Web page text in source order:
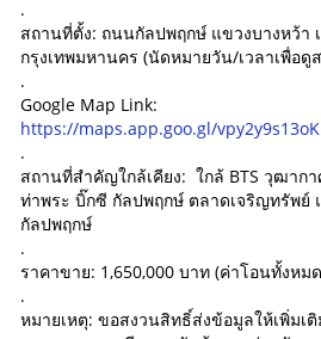
.
สถานที่ตั้ง: ถนนกัลปพฤกษ์ แขวงบางหว้า
กรุงเทพมหานคร (นัดหมายวัน/เวลาเพื่อดู
.
Google Map Link:
https://maps.app.goo.gl/
.
สถานที่สำคัญใกล้เคียง: ใกล้ BTS วุฒาก
ท่าพระ บิ๊กซี กัลปพฤกษ์ ตลาดเจริญทรัพย์
กัลปพฤกษ์
.
ราคาขาย: 1,650,000 บาท (ค่าโอนทั้งหม
.
หมายเหตุ: ขอสงวนสิทธิ์ส่งข้อมูลให้เพิ่มเ